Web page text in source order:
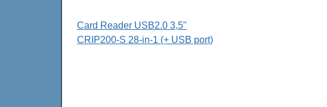
Card Reader USB2.0 3,5"
CRIP200-S 28-in-1 (+ USB port)